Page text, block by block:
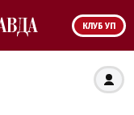
КЛУБ УП